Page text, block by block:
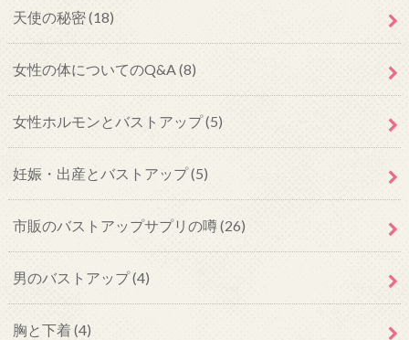
天使の秘密(18)
女性の体についてのQ&A(8)
女性ホルモンとバストアップ(5)
妊娠・出産とバストアップ(5)
市販のバストアップサプリの噂(26)
男のバストアップ(4)
胸と下着(4)